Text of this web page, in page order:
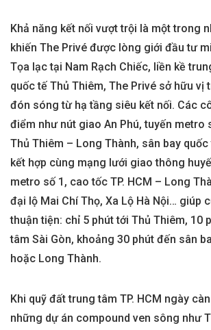
Khả năng kết nối vượt trội là một trong
khiến The Privé được lòng giới đầu tư
Tọa lạc tại Nam Rạch Chiếc, liền kề
quốc tế Thủ Thiêm, The Privé sở hữu vị
đón sóng từ hạ tầng siêu kết nối. Các
điểm như nút giao An Phú, tuyến metro
Thủ Thiêm – Long Thành, sân bay
kết hợp cùng mạng lưới giao thông
metro số 1, cao tốc TP. HCM – Long
đại lộ Mai Chí Thọ, Xa Lộ Hà Nội… giúp
thuận tiện: chỉ 5 phút tới Thủ Thiêm, 10
tâm Sài Gòn, khoảng 30 phút đến sân
hoặc Long Thành.
Khi quỹ đất trung tâm TP. HCM ngày
những dự án compound ven sông như